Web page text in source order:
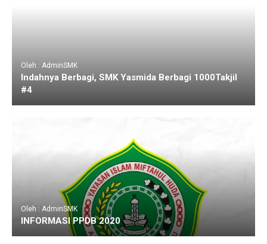
Oleh : AdminSMK
Indahnya Berbagi, SMK Yasmida Berbagi 1000Takjil
#4
Oleh : AdminSMK
INFORMASI PPDB 2020